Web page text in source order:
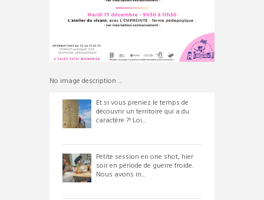
No image description ...
Et si vous preniez le temps de
découvrir un territoire qui a du
caractère ?! Loi...
Petite session en one shot, hier
soir en période de guerre froide.
Nous avons in...